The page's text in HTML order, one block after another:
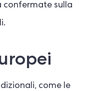
confermate sulla
come le